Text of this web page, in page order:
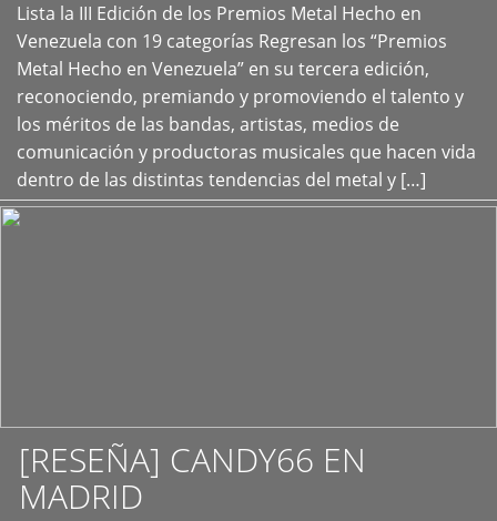
Lista la III Edición de los Premios Metal Hecho en
Venezuela con 19 categorías Regresan los “Premios
Metal Hecho en Venezuela” en su tercera edición,
reconociendo, premiando y promoviendo el talento y
los méritos de las bandas, artistas, medios de
comunicación y productoras musicales que hacen vida
dentro de las distintas tendencias del metal y […]
+
[RESEÑA] CANDY66 EN
MADRID